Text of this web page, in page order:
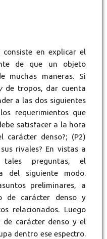
en explicar el
de que un objeto
muchas maneras. Si
de tropos, dar cuenta
a las dos siguientes
requerimientos que
satisfacer a la hora
carácter denso?; (P2)
rivales? En vistas a
tales preguntas, el
del siguiente modo.
preliminares, a
de carácter denso y
relacionados. Luego
de carácter denso y el
dentro ese espectro.